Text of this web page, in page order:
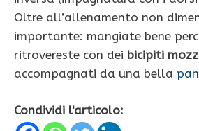
Oltre all’allenamento non
importante: mangiate bene
ritrovereste con dei bicipiti
accompagnati da una bella
Condividi l'articolo: